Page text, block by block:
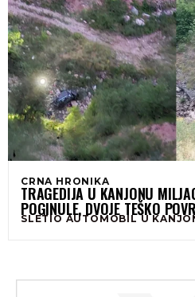
CRNA HRONIKA
TRAGEDIJA U KANJONU
POGINULE, DVOJE TEŠKO
SLIJETANJA AUTOMOBILA
SLETIO AUTOMOBIL U